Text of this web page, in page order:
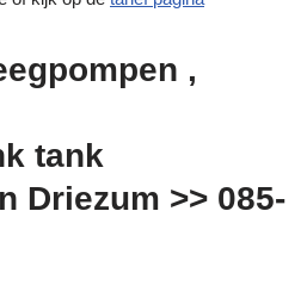
,
tank
Driezum >> 085-